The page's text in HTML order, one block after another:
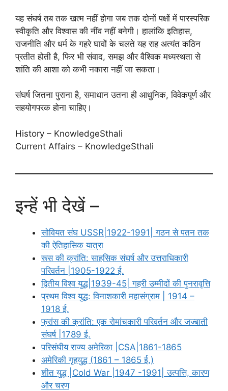
यह संघर्ष तब तक खत्म नहीं होगा जब तक दोनों पक्षों में पारस्परिक
स्वीकृति और विश्वास की नींव नहीं बनेगी। हालांकि इतिहास,
राजनीति और धर्म के गहरे घावों के चलते यह राह अत्यंत कठिन
प्रतीत होती है, फिर भी संवाद, समझ और वैश्विक मध्यस्थता से
शांति की आशा को कभी नकारा नहीं जा सकता।
संघर्ष जितना पुराना है, समाधान उतना ही आधुनिक, विवेकपूर्ण और
सहयोगपरक होना चाहिए।
History – KnowledgeSthali
Current Affairs – KnowledgeSthali
इन्हें भी देखें –
सोवियत संघ USSR|1922-1991| गठन से पतन तक
की ऐतिहासिक यात्रा
रूस की क्रांति: साहसिक संघर्ष और उत्तराधिकारी
परिवर्तन |1905-1922 ई.
द्वितीय विश्व युद्ध|1939-45| गहरी उम्मीदों की पुनरावृत्ति
प्रथम विश्व युद्ध: विनाशकारी महासंग्राम | 1914 –
1918 ई.
फ्रांस की क्रांति: एक रोमांचकारी परिवर्तन और जज्बाती
संघर्ष |1789 ई.
परिसंघीय राज्य अमेरिका |CSA|1861-1865
अमेरिकी गृहयुद्ध (1861 – 1865 ई.)
शीत युद्ध |Cold War |1947 -1991| उत्पत्ति, कारण
और चरण